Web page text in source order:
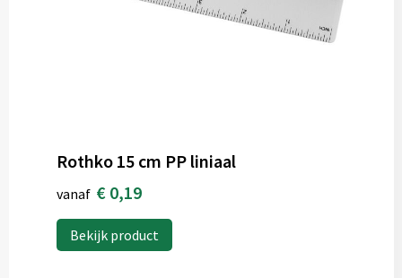
Rothko 15 cm PP liniaal
vanaf € 0,19
Bekijk product